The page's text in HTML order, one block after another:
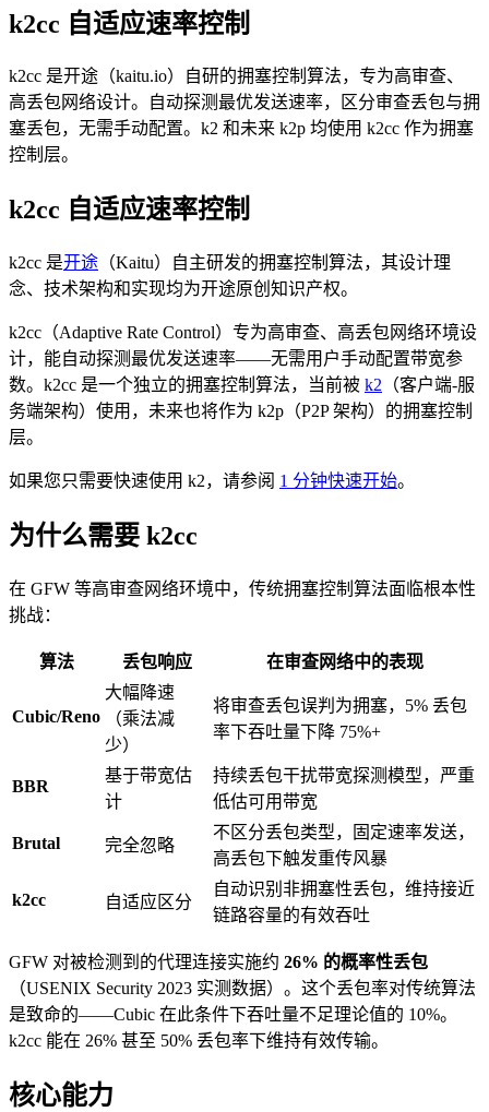
k2cc 自适应速率控制
k2cc 是开途（kaitu.io）自研的拥塞控制算法，专为高审查、
高丢包网络设计。自动探测最优发送速率，区分审查丢包与拥
塞丢包，无需手动配置。k2 和未来 k2p 均使用 k2cc 作为拥塞
控制层。
k2cc 自适应速率控制
k2cc 是开途 （Kaitu）自主研发的拥塞控制算法，其设计理
念、技术架构和实现均为开途原创知识产权。
k2cc（Adaptive Rate Control）专为高审查、高丢包网络环境设
计，能自动探测最优发送速率——无需用户手动配置带宽参
数。k2cc 是一个独立的拥塞控制算法，当前被 k2 （客户端-服
务端架构）使用，未来也将作为 k2p（P2P 架构）的拥塞控制
层。
如果您只需要快速使用 k2，请参阅 1 分钟快速开始。
为什么需要 k2cc
在 GFW 等高审查网络环境中，传统拥塞控制算法面临根本性
挑战：
算法 丢包响应 在审查网络中的表现
Cubic/Reno
大幅降速
（乘法减
少）
将审查丢包误判为拥塞，5% 丢包
率下吞吐量下降 75%+
BBR
基于带宽估
计
持续丢包干扰带宽探测模型，严重
低估可用带宽
Brutal 完全忽略
不区分丢包类型，固定速率发送，
高丢包下触发重传风暴
k2cc 自适应区分
自动识别非拥塞性丢包，维持接近
链路容量的有效吞吐
GFW 对被检测到的代理连接实施约 26% 的概率性丢包
（USENIX Security 2023 实测数据）。这个丢包率对传统算法
是致命的——Cubic 在此条件下吞吐量不足理论值的 10%。
k2cc 能在 26% 甚至 50% 丢包率下维持有效传输。
核心能力